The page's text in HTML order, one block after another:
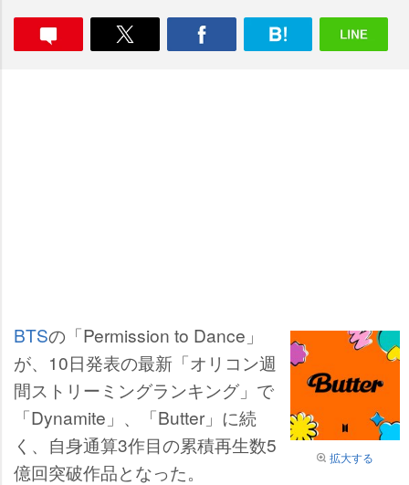
拡大する
BTSの「Permission to Dance」
が、10日発表の最新「オリコン週
間ストリーミングランキング」で
「Dynamite」、「Butter」に続
く、自身通算3作目の累積再生数5
億回突破作品となった。